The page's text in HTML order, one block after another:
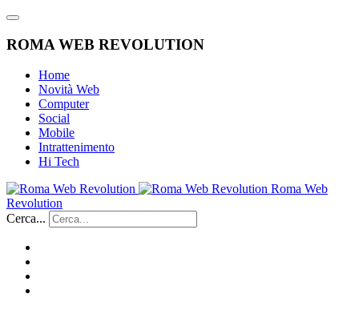
ROMA WEB REVOLUTION
Home
Novità Web
Computer
Social
Mobile
Intrattenimento
Hi Tech
Roma Web
Revolution
Cerca...